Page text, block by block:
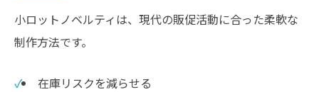
小ロットノベルティは、現代の販促活動に合った柔軟な
制作方法です。
在庫リスクを減らせる